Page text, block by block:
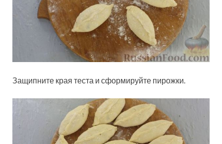
Защипните края теста и сформируйте пирожки.